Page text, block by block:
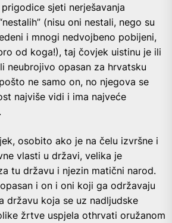
sjeti nerješavanja
(nisu oni nestali, nego su
i mnogi nedvojbeno pobijeni,
od koga!), taj čovjek uistinu je ili
neubrojivo opasan za hrvatsku
ne samo on, no njegova se
najviše vidi i ima najveće
osobito ako je na čelu izvršne i
vlasti u državi, velika je
tu državu i njezin matični narod.
i on i oni koji ga održavaju
državu koja se uz nadljudske
žrtve uspjela othrvati oružanom